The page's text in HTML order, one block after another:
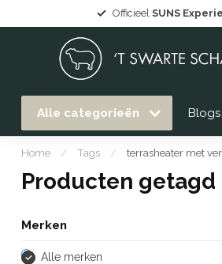
Officieel SUNS
Alle categorieën Blogs
Home / Tags / terrasheater met
Producten
Merken
Alle merken